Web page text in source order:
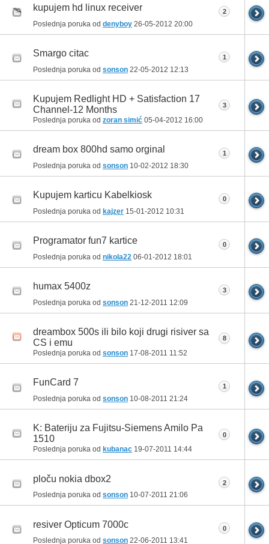
kupujem hd linux receiver
Poslednja poruka od denyboy 26-05-2012 20:00
2
Smargo citac
Poslednja poruka od sonson 22-05-2012 12:13
1
Kupujem Redlight HD + Satisfaction 17
Channel-12 Months
Poslednja poruka od zoran simić 05-04-2012 16:00
3
dream box 800hd samo orginal
Poslednja poruka od sonson 10-02-2012 18:30
1
Kupujem karticu Kabelkiosk
Poslednja poruka od kajzer 15-01-2012 10:31
0
Programator fun7 kartice
Poslednja poruka od nikola22 06-01-2012 18:01
0
humax 5400z
Poslednja poruka od sonson 21-12-2011 12:09
3
dreambox 500s ili bilo koji drugi risiver sa
CS i emu
Poslednja poruka od sonson 17-08-2011 11:52
8
FunCard 7
Poslednja poruka od sonson 10-08-2011 21:24
1
K: Bateriju za Fujitsu-Siemens Amilo Pa
1510
Poslednja poruka od kubanac 19-07-2011 14:44
0
ploču nokia dbox2
Poslednja poruka od sonson 10-07-2011 21:06
2
resiver Opticum 7000c
Poslednja poruka od sonson 22-06-2011 13:41
0